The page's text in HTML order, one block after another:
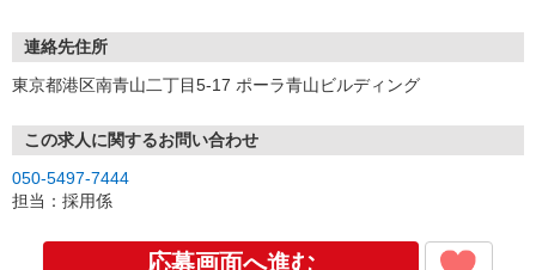
連絡先住所
東京都港区南青山二丁目5-17 ポーラ青山ビルディング
この求人に関するお問い合わせ
050-5497-7444
担当：採用係
応募画面へ進む